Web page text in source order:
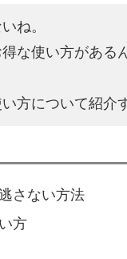
ね。
な使い方がある
方について紹介
さない方法
方